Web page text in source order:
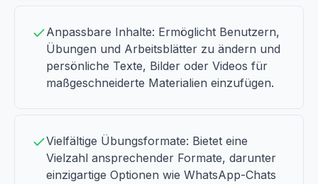
Anpassbare Inhalte: Ermöglicht Benutzern,
Übungen und Arbeitsblätter zu ändern und
persönliche Texte, Bilder oder Videos für
maßgeschneiderte Materialien einzufügen.
Vielfältige Übungsformate: Bietet eine
Vielzahl ansprechender Formate, darunter
einzigartige Optionen wie WhatsApp-Chats